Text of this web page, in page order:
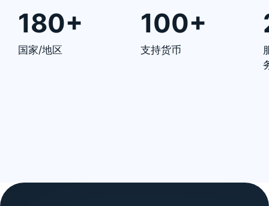
180+
国家/地区
100+
支持货币